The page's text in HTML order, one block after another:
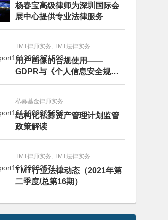
杨春宝高级律师为深圳国际会
展中心提供专业法律服务
TMT律师实务, TMT法律实务
用户画像的合规使用——
GDPR与《个人信息安全规
范》的比较分析
私募基金律师实务
结构化私募资产管理计划监管
政策解读
TMT律师实务, TMT法律实务
TMT行业法律动态（2021年第
二季度/总第16期）